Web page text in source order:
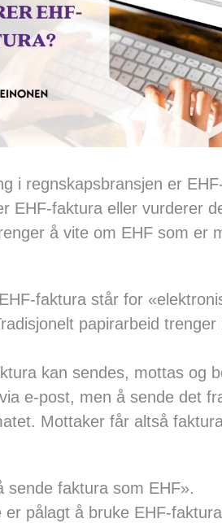
i regnskapsbransjen er
EHF-faktura eller vurderer
å vite om EHF som er
faktura står for
papirarbeid
kan sendes, mottas og
e-post, men å sende det
Mottaker får altså
sende faktura som EHF».
pålagt å bruke EHF-